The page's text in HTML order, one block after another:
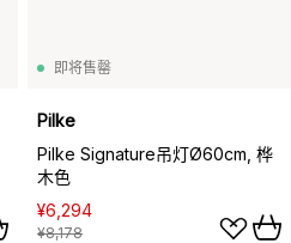
即将售罄
Pilke
Pilke Signature吊灯Ø60cm, 桦
木色
¥6,294
¥8,178